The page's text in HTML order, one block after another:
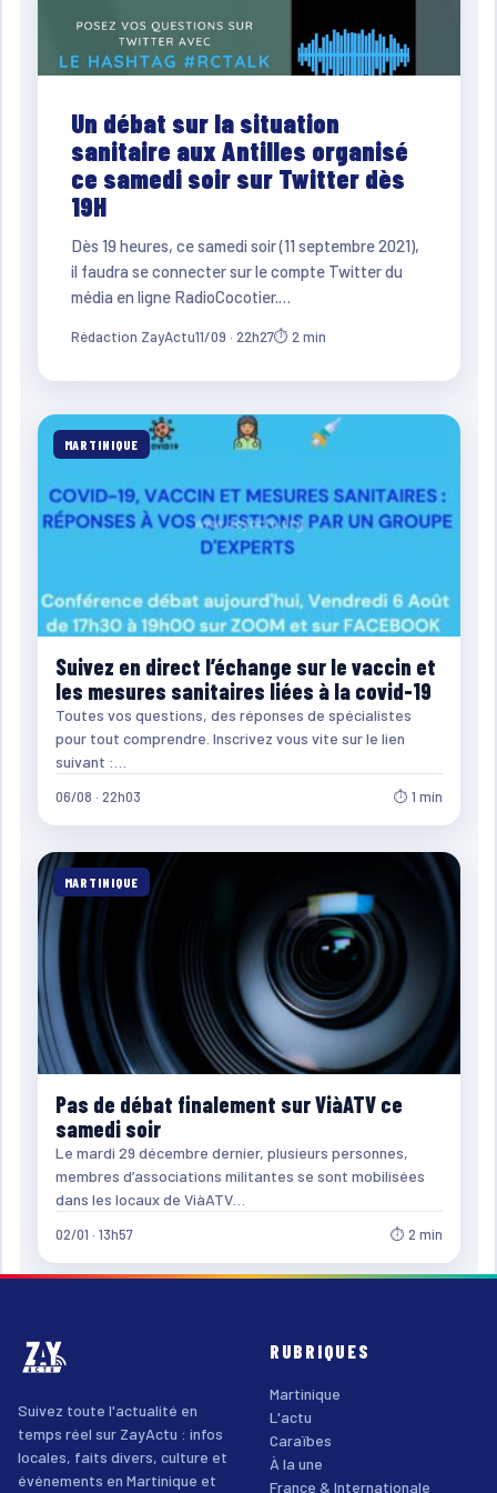
Un débat sur la situation
sanitaire aux Antilles organisé
ce samedi soir sur Twitter dès
19H
Dès 19 heures, ce samedi soir (11 septembre 2021),
il faudra se connecter sur le compte Twitter du
média en ligne RadioCocotier.…
Rédaction ZayActu11/09 · 22h27⏱ 2 min
MARTINIQUE
Suivez en direct l’échange sur le vaccin et
les mesures sanitaires liées à la covid-19
Toutes vos questions, des réponses de spécialistes
pour tout comprendre. Inscrivez vous vite sur le lien
suivant :…
06/08 · 22h03 ⏱ 1 min
MARTINIQUE
Pas de débat finalement sur ViàATV ce
samedi soir
Le mardi 29 décembre dernier, plusieurs personnes,
membres d’associations militantes se sont mobilisées
dans les locaux de ViàATV…
02/01 · 13h57 ⏱ 2 min
Suivez toute l'actualité en
temps réel sur ZayActu : infos
locales, faits divers, culture et
événements en Martinique et
RUBRIQUES
Martinique
L'actu
Caraïbes
À la une
France & Internationale